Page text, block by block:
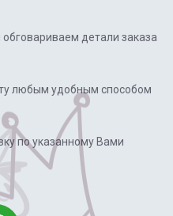
детали заказа
любым удобным способом
по указанному Вами